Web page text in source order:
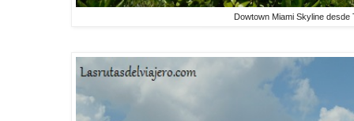
Dowtown Miami Skyline desde